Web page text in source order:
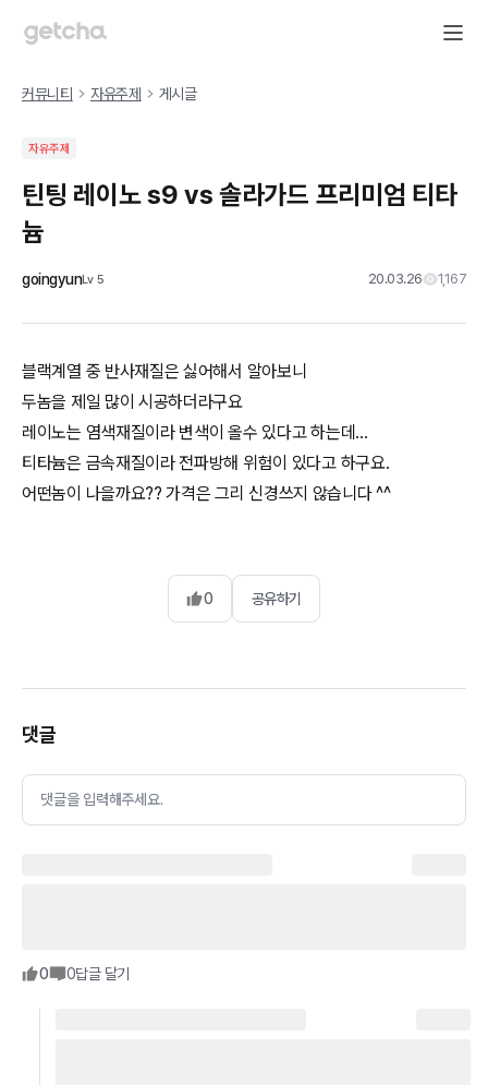
커뮤니티 자유주제 게시글
자유주제
틴팅 레이노 s9 vs 솔라가드 프리미엄 티타
늄
goingyunLv 5 20.03.26 1,167
블랙계열 중 반사재질은 싫어해서 알아보니
두놈을 제일 많이 시공하더라구요
레이노는 염색재질이라 변색이 올수 있다고 하는데...
티타늄은 금속재질이라 전파방해 위험이 있다고 하구요.
어떤놈이 나을까요?? 가격은 그리 신경쓰지 않습니다 ^^
0 공유하기
댓글
댓글을 입력해주세요.
0 0답글 달기